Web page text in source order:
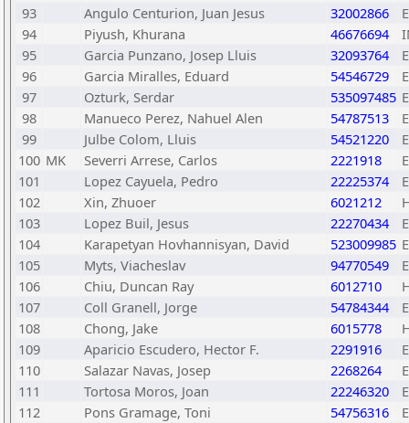
93
Angulo Centurion, Juan Jesus 32002866
94
Piyush, Khurana 46676694
95
Garcia Punzano, Josep Lluis 32093764
96
Garcia Miralles, Eduard 54546729
97
Ozturk, Serdar 535097485
98
Manueco Perez, Nahuel Alen 54787513
99
Julbe Colom, Lluis 54521220
100 MK Severri Arrese, Carlos 2221918
101
Lopez Cayuela, Pedro 22225374
102
Xin, Zhuoer 6021212
103
Lopez Buil, Jesus 22270434
104
Karapetyan Hovhannisyan, David 523009985
105
Myts, Viacheslav 94770549
106
Chiu, Duncan Ray 6012710
107
Coll Granell, Jorge 54784344
108
Chong, Jake 6015778
109
Aparicio Escudero, Hector F. 2291916
110
Salazar Navas, Josep 2268264
111
Tortosa Moros, Joan 22246320
112
Pons Gramage, Toni 54756316